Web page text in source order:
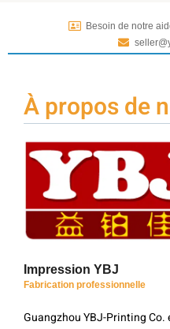
Besoin de notre
À propos de
Impression YBJ
Fabrication professionnelle
Guangzhou YBJ-Printing